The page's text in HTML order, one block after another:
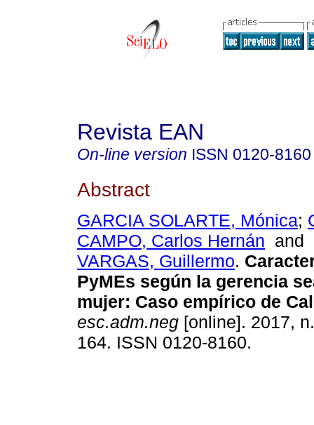
Revista EAN
On-line version ISSN 0120-8160
Abstract
GARCIA SOLARTE, Mónica;
CAMPO, Carlos Hernán and
VARGAS, Guillermo.
PyMEs según la gerencia
mujer: Caso empírico de
esc.adm.neg [online]. 2017,
164. ISSN 0120-8160.